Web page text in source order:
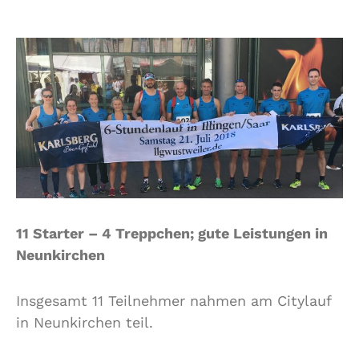
11 Starter – 4 Treppchen; gute Leistungen in
Neunkirchen
Insgesamt 11 Teilnehmer nahmen am Citylauf
in Neunkirchen teil.